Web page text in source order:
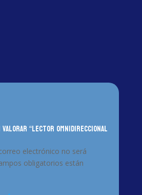
“LECTOR OMNIDIRECCIONAL
electrónico no será
obligatorios están